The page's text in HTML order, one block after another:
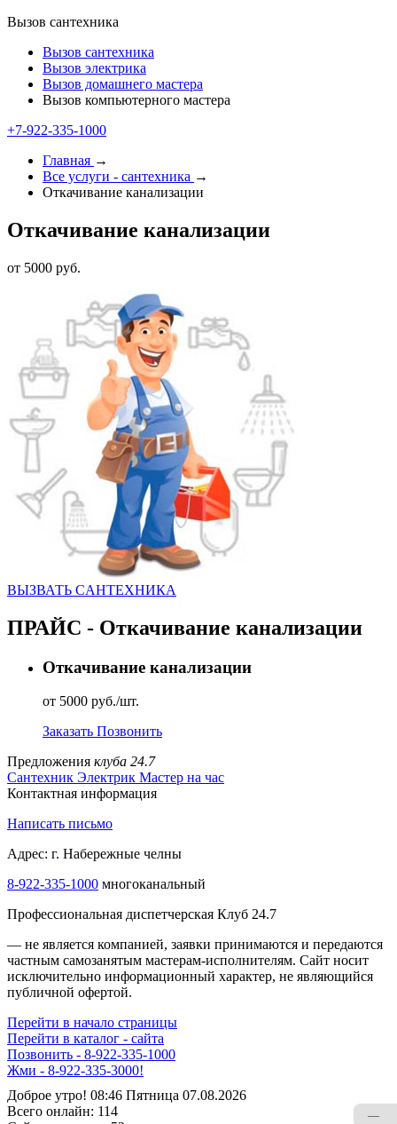
Вызов сантехника
Вызов сантехника
Вызов электрика
Вызов домашнего мастера
Вызов компьютерного мастера
+7-922-335-1000
Главная →
Все услуги - cантехника →
Откачивание канализации
Откачивание канализации
от 5000 руб.
ВЫЗВАТЬ CАНТЕХНИКА
ПРАЙС - Откачивание канализации
Откачивание канализации
от 5000 руб./шт.
Заказать Позвонить
Предложения клуба 24.7
Сантехник Электрик Мастер на час
Контактная информация
Написать письмо
Адрес: г. Набережные челны
8-922-335-1000 многоканальный
Профессиональная диспетчерская Клуб 24.7
— не является компанией, заявки принимаются и передаются
частным самозанятым мастерам‑исполнителям. Сайт носит
исключительно информационный характер, не являющийся
публичной офертой.
Перейти в начало страницы
Перейти в каталог - сайта
Позвонить - 8-922-335-1000
Жми - 8-922-335-3000!
Доброе утро! 08:46 Пятница 07.08.2026
Всего онлайн: 114
—